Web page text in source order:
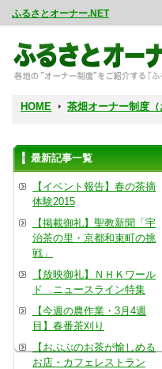
ふるさとオーナー.NET
HOME 茶畑オーナー制度（
最新記事一覧
【イベント報告】春の茶摘
体験2015
【掲載御礼】聖教新聞「宇
治茶の里・京都和束町の挑
戦」
【放映御礼】ＮＨＫワール
ド ニュースライン特集
【今週の農作業・3月4週
目】春番茶刈り
【おぶぶのお茶が愉しめる
お店・カフェレストラン